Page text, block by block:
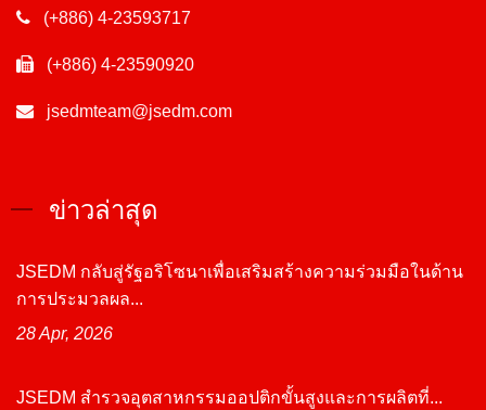
(+886) 4-23593717
(+886) 4-23590920
jsedmteam@jsedm.com
ข่าวล่าสุด
JSEDM กลับสู่รัฐอริโซนาเพื่อเสริมสร้างความร่วมมือในด้าน
การประมวลผล...
28 Apr, 2026
JSEDM สำรวจอุตสาหกรรมออปติกขั้นสูงและการผลิตที่...